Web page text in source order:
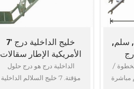
7' خليج الداخلية درج
الأمريكية الإطار سقالات
الداخلية درج هو درج حلول
مؤقتة. 7' خليج السلالم الداخلية
سلم,
/
مباشرة